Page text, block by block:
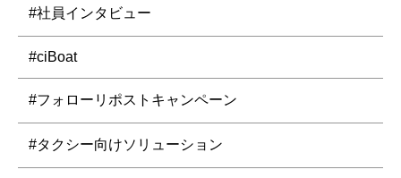
#社員インタビュー
#ciBoat
#フォローリポストキャンペーン
#タクシー向けソリューション